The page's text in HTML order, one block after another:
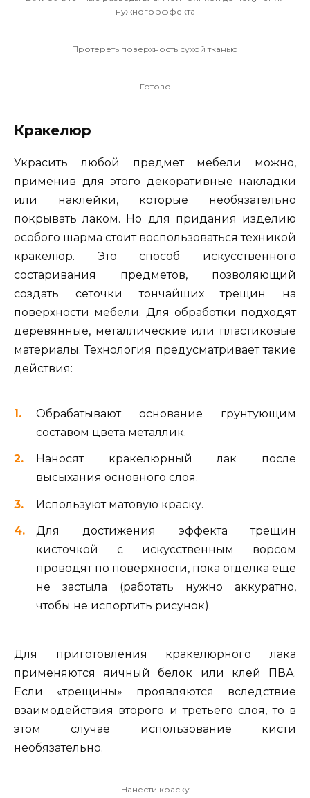
нужного эффекта
Протереть поверхность сухой тканью
Готово
Кракелюр
Украсить любой предмет мебели можно,
применив для этого декоративные накладки
или наклейки, которые необязательно
покрывать лаком. Но для придания изделию
особого шарма стоит воспользоваться техникой
кракелюр. Это способ искусственного
состаривания предметов, позволяющий
создать сеточки тончайших трещин на
поверхности мебели. Для обработки подходят
деревянные, металлические или пластиковые
материалы. Технология предусматривает такие
действия:
Обрабатывают основание грунтующим
составом цвета металлик.
Наносят кракелюрный лак после
высыхания основного слоя.
Используют матовую краску.
Для достижения эффекта трещин
кисточкой с искусственным ворсом
проводят по поверхности, пока отделка еще
не застыла (работать нужно аккуратно,
чтобы не испортить рисунок).
Для приготовления кракелюрного лака
применяются яичный белок или клей ПВА.
Если «трещины» проявляются вследствие
взаимодействия второго и третьего слоя, то в
этом случае использование кисти
необязательно.
Нанести краску